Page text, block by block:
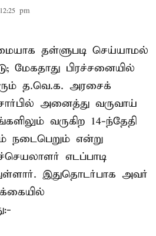
pm
தள்ளுபடி செய்யாமல்
மேகதாது பிரச்சனையில்
த.வெ.க. அரசைக்
அனைத்து வருவாய்
வருகிற 14-ந்தேதி
என்று
எடப்பாடி
இதுதொடர்பாக அவர்